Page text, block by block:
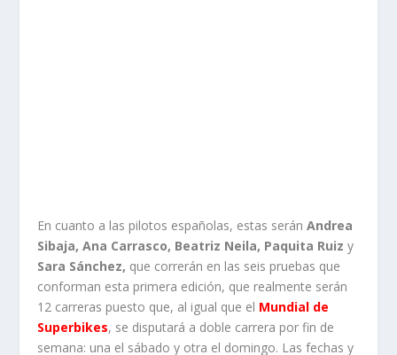
En cuanto a las pilotos españolas, estas seránAndrea
Sibaja, Ana Carrasco, Beatriz Neila, Paquita Ruiz y
Sara Sánchez, que correrán en las seis pruebas que
conforman esta primera edición, que realmente serán
12 carreras puesto que, al igual que el Mundial de
Superbikes, se disputará a doble carrera por fin de
semana: una el sábado y otra el domingo. Las fechas y